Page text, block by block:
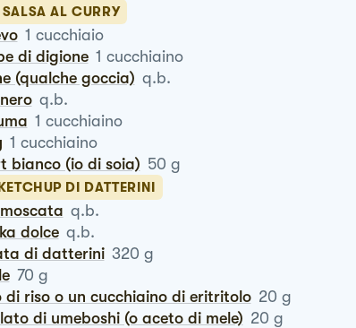
SALSA AL CURRY
1 cucchiaio
di digione 1 cucchiaino
(qualche goccia) q.b.
nero q.b.
1 cucchiaino
1 cucchiaino
bianco (io di soia) 50 g
DI DATTERINI
moscata q.b.
dolce q.b.
di datterini 320 g
70 g
di riso o un cucchiaino di eritritolo 20 g
di umeboshi (o aceto di mele) 20 g